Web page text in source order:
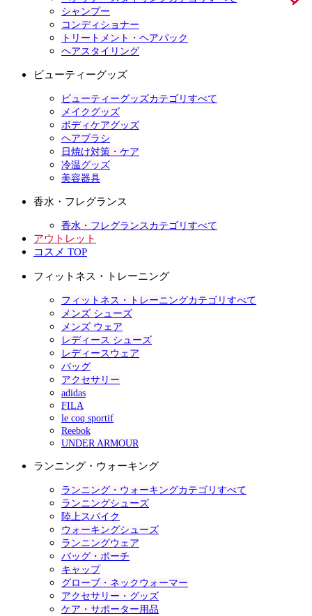
シャンプー
コンディショナー
トリートメント・ヘアパック
ヘアスタイリング
ビューティーグッズ
ビューティーグッズカテゴリすべて
メイクグッズ
ボディケアグッズ
ヘアブラシ
日焼け対策・ケア
冷温グッズ
美容器具
香水・フレグランス
香水・フレグランスカテゴリすべて
アウトレット
コスメ TOP
フィットネス・トレーニング
フィットネス・トレーニングカテゴリすべて
メンズ シューズ
メンズ ウェア
レディース シューズ
レディースウェア
バッグ
アクセサリー
adidas
FILA
le coq sportif
Reebok
UNDER ARMOUR
ランニング・ウォーキング
ランニング・ウォーキングカテゴリすべて
ランニングシューズ
陸上スパイク
ウォーキングシューズ
ランニングウェア
バッグ・ポーチ
キャップ
グローブ・ネックウォーマー
アクセサリー・グッズ
ケア・サポーター用品